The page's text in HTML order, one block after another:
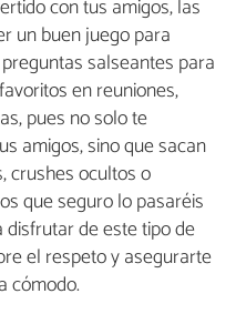
con tus amigos, las
un buen juego para
salseantes para
en reuniones,
pues no solo te
amigos, sino que sacan
crushes ocultos o
que seguro lo pasaréis
disfrutar de este tipo de
el respeto y asegurarte
cómodo.